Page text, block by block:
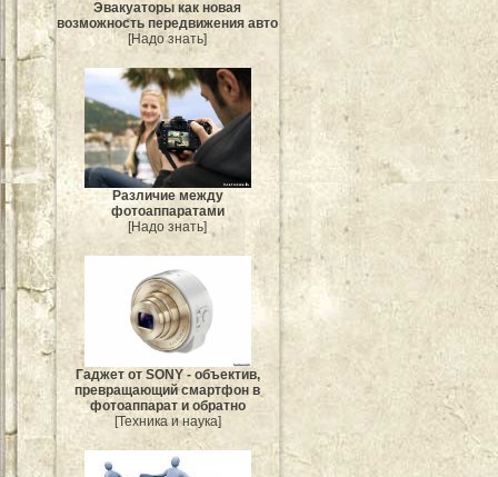
Эвакуаторы как новая
возможность передвижения авто
[Надо знать]
Различие между
фотоаппаратами
[Надо знать]
Гаджет от SONY - объектив,
превращающий смартфон в
фотоаппарат и обратно
[Техника и наука]